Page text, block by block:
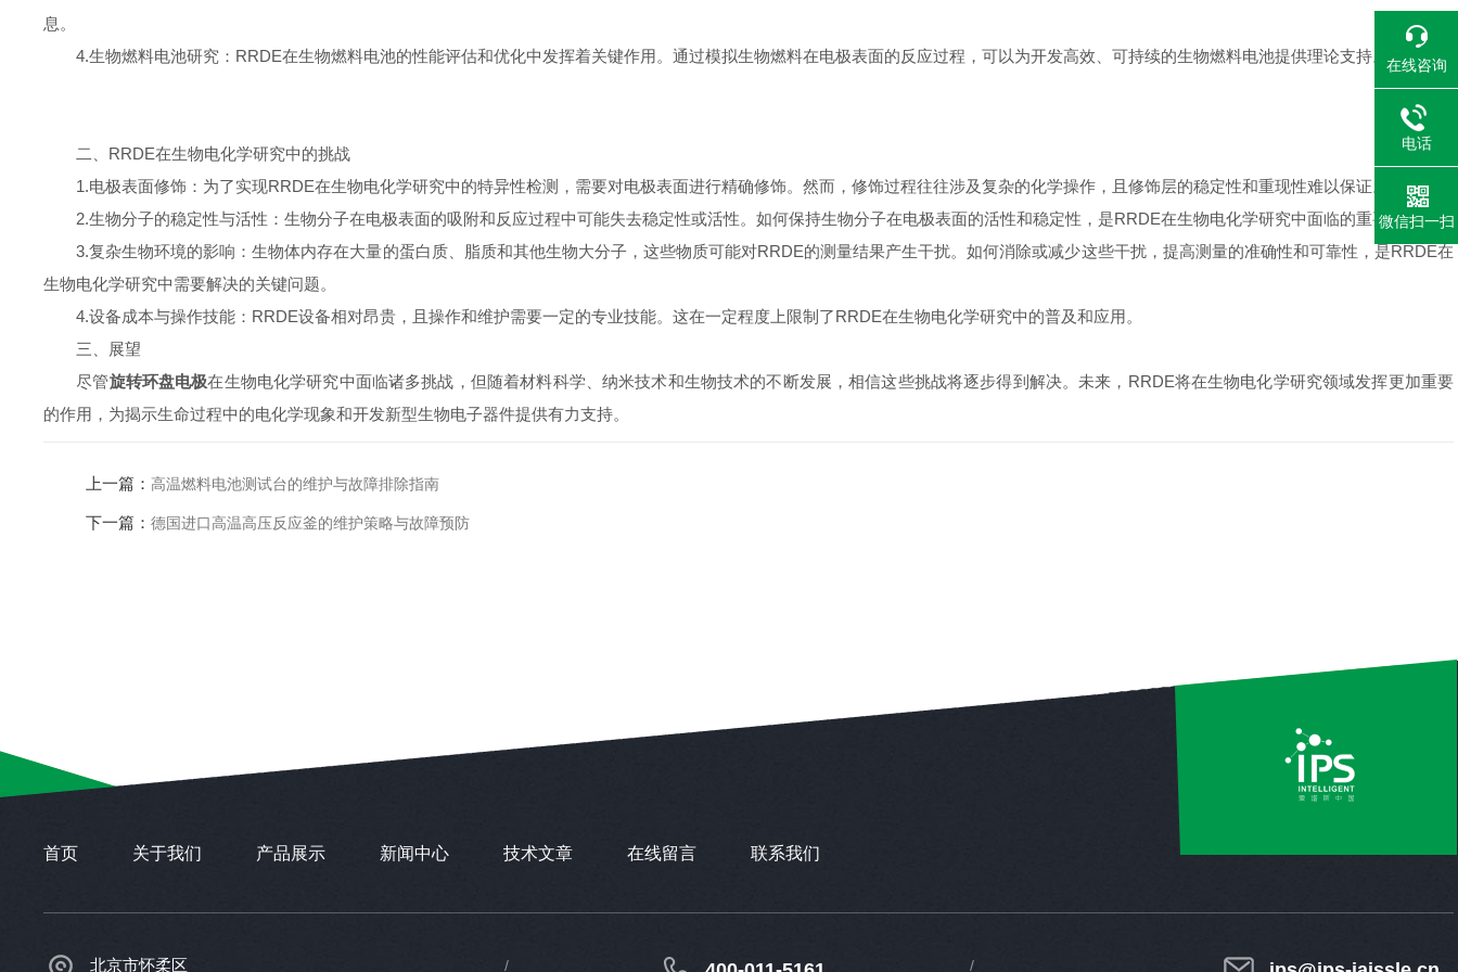
息。
4.生物燃料电池研究：RRDE在生物燃料电池的性能评估和优化中发挥着关键作用。通过模拟生物燃料在电极表面的反应过程，可以为开发高效、可持续的生物燃料电池提供理论支持。
二、RRDE在生物电化学研究中的挑战
1.电极表面修饰：为了实现RRDE在生物电化学研究中的特异性检测，需要对电极表面进行精确修饰。然而，修饰过程往往涉及复杂的化学操作，且修饰层的稳定性和重现性难以保证。
2.生物分子的稳定性与活性：生物分子在电极表面的吸附和反应过程中可能失去稳定性或活性。如何保持生物分子在电极表面的活性和稳定性，是RRDE在生物电化学研究中面临的重要挑战。
3.复杂生物环境的影响：生物体内存在大量的蛋白质、脂质和其他生物大分子，这些物质可能对RRDE的测量结果产生干扰。如何消除或减少这些干扰，提高测量的准确性和可靠性，是RRDE在
生物电化学研究中需要解决的关键问题。
4.设备成本与操作技能：RRDE设备相对昂贵，且操作和维护需要一定的专业技能。这在一定程度上限制了RRDE在生物电化学研究中的普及和应用。
三、展望
尽管旋转环盘电极在生物电化学研究中面临诸多挑战，但随着材料科学、纳米技术和生物技术的不断发展，相信这些挑战将逐步得到解决。未来，RRDE将在生物电化学研究领域发挥更加重要
的作用，为揭示生命过程中的电化学现象和开发新型生物电子器件提供有力支持。
上一篇： 高温燃料电池测试台的维护与故障排除指南
下一篇： 德国进口高温高压反应釜的维护策略与故障预防
首页 关于我们 产品展示 新闻中心 技术文章 在线留言 联系我们
北京市怀柔区
在线咨询
电话
微信扫一扫